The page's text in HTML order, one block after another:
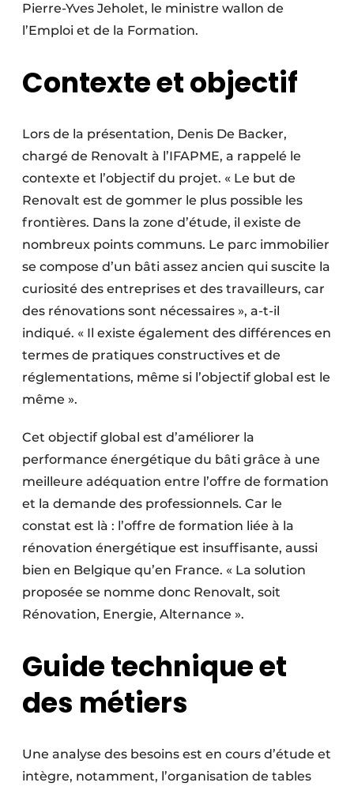
Software
Travaux ferroviaires
Pierre-Yves Jeholet, le ministre wallon de
l’Emploi et de la Formation.
Contexte et objectif
Lors de la présentation, Denis De Backer,
chargé de Renovalt à l’IFAPME, a rappelé le
contexte et l’objectif du projet. « Le but de
Renovalt est de gommer le plus possible les
frontières. Dans la zone d’étude, il existe de
nombreux points communs. Le parc immobilier
se compose d’un bâti assez ancien qui suscite la
curiosité des entreprises et des travailleurs, car
des rénovations sont nécessaires », a-t-il
indiqué. « Il existe également des différences en
termes de pratiques constructives et de
réglementations, même si l’objectif global est le
même ».
Cet objectif global est d’améliorer la
performance énergétique du bâti grâce à une
meilleure adéquation entre l’offre de formation
et la demande des professionnels. Car le
constat est là : l’offre de formation liée à la
rénovation énergétique est insuffisante, aussi
bien en Belgique qu’en France. « La solution
proposée se nomme donc Renovalt, soit
Rénovation, Energie, Alternance ».
Guide technique et
des métiers
Une analyse des besoins est en cours d’étude et
intègre, notamment, l’organisation de tables